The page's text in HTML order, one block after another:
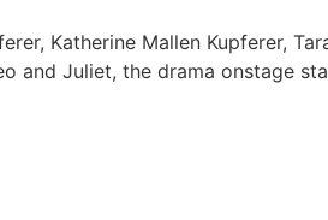
Katherine Mallen Kupferer,
and Juliet, the drama onstage